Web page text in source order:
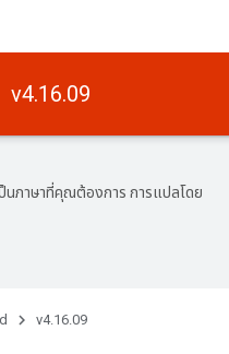
v4.16.09
นภาษาที่คุณต้องการ การแปลโดย
v4.16.09